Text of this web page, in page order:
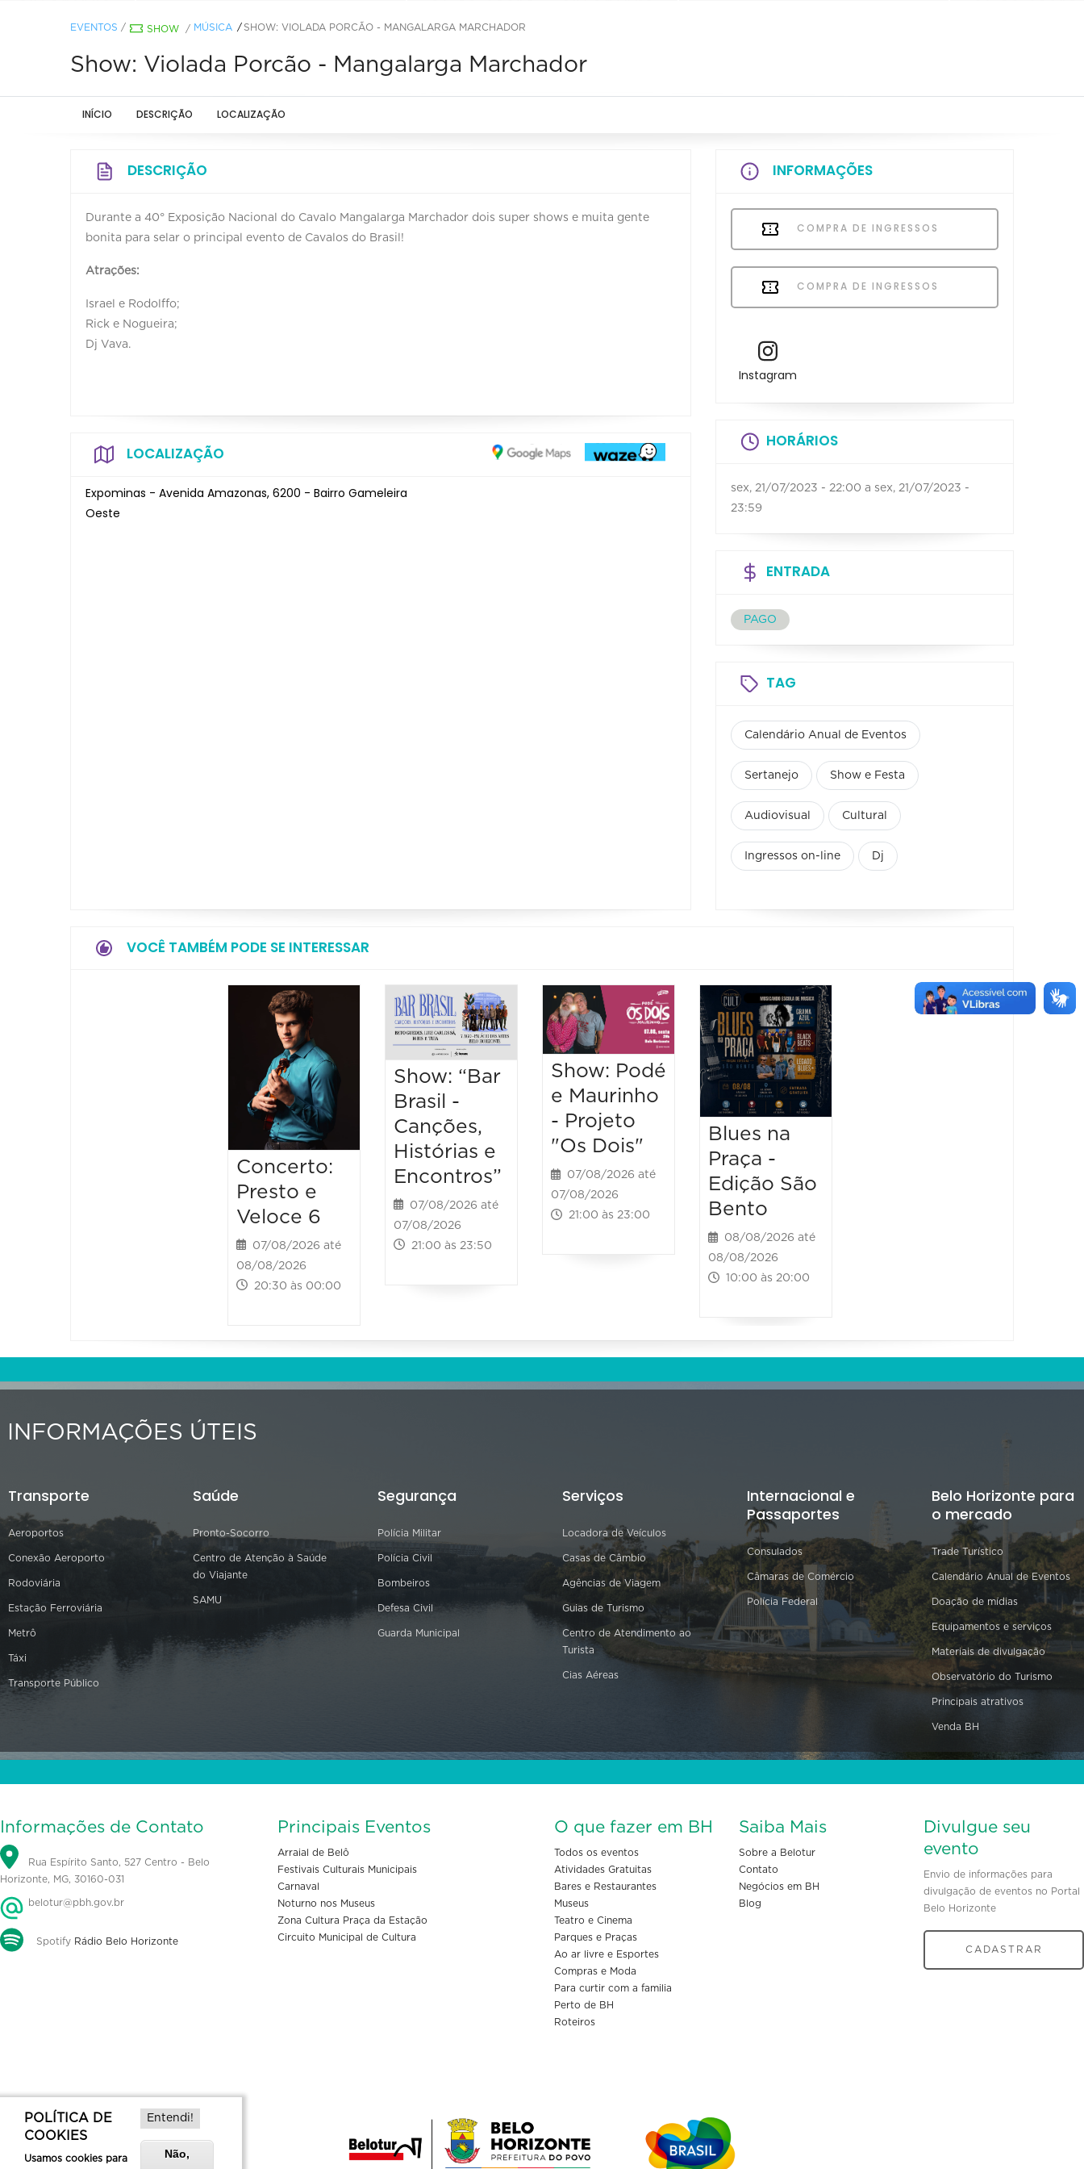
EVENTOS / SHOW / MÚSICA SHOW: VIOLADA PORCÃO - MANGALARGA MARCHADOR
Show: Violada Porcão - Mangalarga Marchador
INÍCIO DESCRIÇÃO LOCALIZAÇÃO
DESCRIÇÃO
Durante a 40° Exposição Nacional do Cavalo Mangalarga Marchador dois super shows e muita gente
bonita para selar o principal evento de Cavalos do Brasil!
Atrações:
Israel e Rodolffo;
Rick e Nogueira;
Dj Vava.
LOCALIZAÇÃO
Expominas - Avenida Amazonas, 6200 - Bairro Gameleira
Oeste
INFORMAÇÕES
COMPRA DE INGRESSOS
COMPRA DE INGRESSOS
Instagram
HORÁRIOS
sex, 21/07/2023 - 22:00 a sex, 21/07/2023 -
23:59
ENTRADA
PAGO
TAG
Calendário Anual de Eventos
Sertanejo Show e Festa
Audiovisual Cultural
Ingressos on-line Dj
VOCÊ TAMBÉM PODE SE INTERESSAR
Concerto:
Presto e
Veloce 6
07/08/2026 até
08/08/2026
20:30 às 00:00
Show: “Bar
Brasil -
Canções,
Histórias e
Encontros”
07/08/2026 até
07/08/2026
21:00 às 23:50
Show: Podé
e Maurinho
- Projeto
"Os Dois"
07/08/2026 até
07/08/2026
21:00 às 23:00
Blues na
Praça -
Edição São
Bento
08/08/2026 até
08/08/2026
10:00 às 20:00
Horizonte
INFORMAÇÕES ÚTEIS
Transporte
Aeroportos
Conexão Aeroporto
Rodoviária
Estação Ferroviária
Metrô
Táxi
Transporte Público
Saúde
Pronto-Socorro
Centro de Atenção à Saúde
do Viajante
SAMU
Segurança
Polícia Militar
Polícia Civil
Bombeiros
Defesa Civil
Guarda Municipal
Serviços
Locadora de Veículos
Casas de Câmbio
Agências de Viagem
Guias de Turismo
Centro de Atendimento ao
Turista
Cias Aéreas
Internacional e
Passaportes
Consulados
Câmaras de Comércio
Polícia Federal
Belo Horizonte para
o mercado
Trade Turístico
Calendário Anual de Eventos
Doação de mídias
Equipamentos e serviços
Materiais de divulgação
Observatório do Turismo
Principais atrativos
Venda BH
Informações de Contato
Rua Espírito Santo, 527 Centro - Belo
Horizonte, MG, 30160-031
belotur@pbh.gov.br
Spotify Rádio Belo Horizonte
Principais Eventos
Arraial de Belô
Festivais Culturais Municipais
Carnaval
Noturno nos Museus
Zona Cultura Praça da Estação
Circuito Municipal de Cultura
O que fazer em BH
Todos os eventos
Atividades Gratuitas
Bares e Restaurantes
Museus
Teatro e Cinema
Parques e Praças
Ao ar livre e Esportes
Compras e Moda
Para curtir com a familia
Perto de BH
Roteiros
Saiba Mais
Sobre a Belotur
Contato
Negócios em BH
Blog
Divulgue seu
evento
Envio de informações para
divulgação de eventos no Portal
Belo Horizonte
CADASTRAR
POLÍTICA DE
COOKIES
Usamos cookies para
Entendi!
Não,